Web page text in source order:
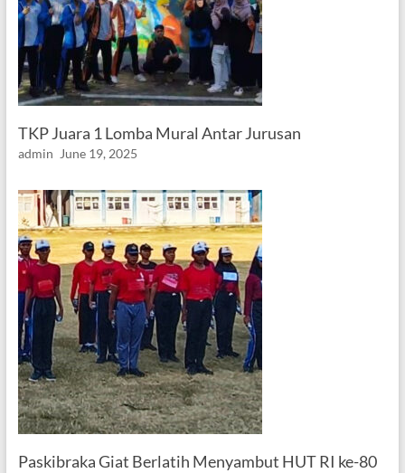
TKP Juara 1 Lomba Mural Antar Jurusan
admin June 19, 2025
Paskibraka Giat Berlatih Menyambut HUT RI ke-80